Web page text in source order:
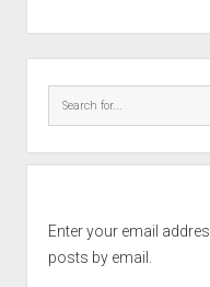
Enter your email
posts by email.